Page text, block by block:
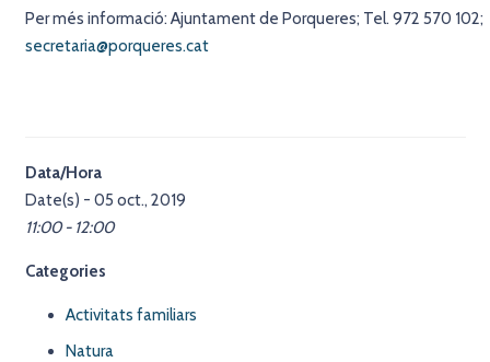
Per més informació: Ajuntament de Porqueres; Tel. 972 570 102;
secretaria@porqueres.cat
Data/Hora
Date(s) - 05 oct., 2019
11:00 - 12:00
Categories
Activitats familiars
Natura